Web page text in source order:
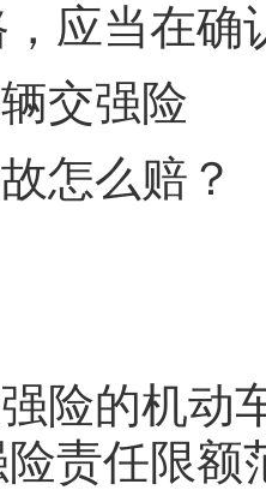
应当在确
交强险
怎么赔？
险的机动
险责任限